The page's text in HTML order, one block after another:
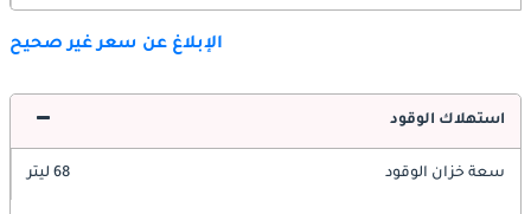
الإبلاغ عن سعر غير صحيح
استهلاك الوقود
سعة خزان الوقود 68 ليتر